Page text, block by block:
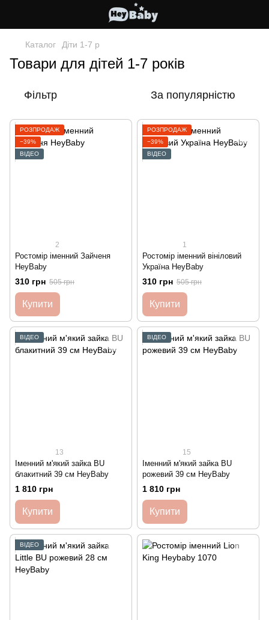
Каталог Діти 1-7 р
Товари для дітей 1-7 років
Фільтр За популярністю
РОЗПРОДАЖ
−39%
ВІДЕО
2
Ростомір іменний Зайченя
HeyBaby
310 грн 505 грн
Купити
РОЗПРОДАЖ
−39%
ВІДЕО
1
Ростомір іменний вініловий
Україна HeyBaby
310 грн 505 грн
Купити
ВІДЕО
13
Іменний м'який зайка BU
блакитний 39 см HeyBaby
1 810 грн
Купити
ВІДЕО
15
Іменний м'який зайка BU
рожевий 39 см HeyBaby
1 810 грн
Купити
ВІДЕО